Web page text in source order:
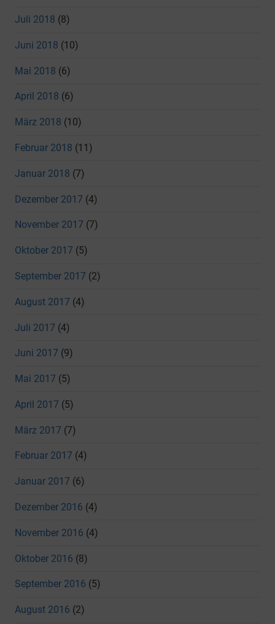
Juli 2018 (8)
Juni 2018 (10)
Mai 2018 (6)
April 2018 (6)
März 2018 (10)
Februar 2018 (11)
Januar 2018 (7)
Dezember 2017 (4)
November 2017 (7)
Oktober 2017 (5)
September 2017 (2)
August 2017 (4)
Juli 2017 (4)
Juni 2017 (9)
Mai 2017 (5)
April 2017 (5)
März 2017 (7)
Februar 2017 (4)
Januar 2017 (6)
Dezember 2016 (4)
November 2016 (4)
Oktober 2016 (8)
September 2016 (5)
August 2016 (2)